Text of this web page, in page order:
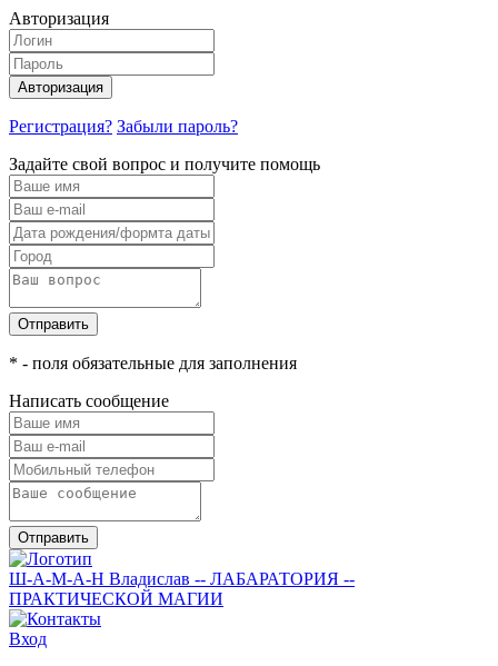
Авторизация
Авторизация
Регистрация? Забыли пароль?
Задайте свой вопрос и получите помощь
Отправить
* - поля обязательные для заполнения
Написать сообщение
Отправить
Ш-А-М-А-Н Владислав -- ЛАБАРАТОРИЯ --
ПРАКТИЧЕСКОЙ МАГИИ
Вход